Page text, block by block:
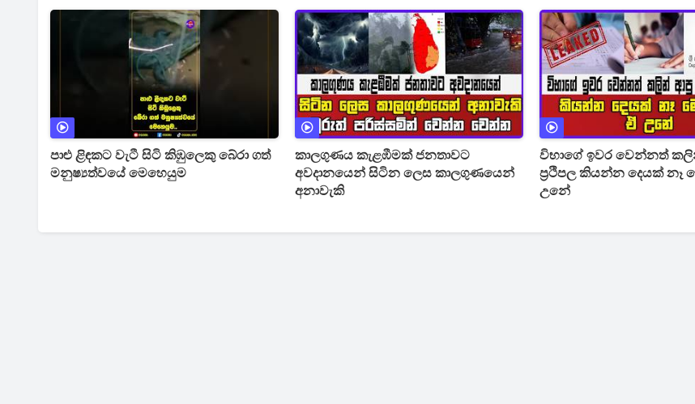
පාළු ළිඳකට වැටී සිටි කිඹුලෙකු බේරා ගත්
මනුෂ්‍යත්වයේ මෙහෙයුම
කාලගුණය කැළඹීමක් ජනතාවට
අවදානයෙන් සිටින ලෙස කාලගුණයෙන්
අනාවැකි
විභාගේ ඉවර වෙන්නත්
ප්‍රථිපල කියන්න දෙයක් නෑ
උනේ